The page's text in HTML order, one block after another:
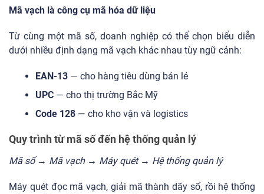
Mã vạch là công cụ mã hóa dữ liệu
Từ cùng một mã số, doanh nghiệp có thể chọn biểu diễn
dưới nhiều định dạng mã vạch khác nhau tùy ngữ cảnh:
EAN-13 — cho hàng tiêu dùng bán lẻ
UPC — cho thị trường Bắc Mỹ
Code 128 — cho kho vận và logistics
Quy trình từ mã số đến hệ thống quản lý
Mã số → Mã vạch → Máy quét → Hệ thống quản lý
Máy quét đọc mã vạch, giải mã thành dãy số, rồi hệ thống